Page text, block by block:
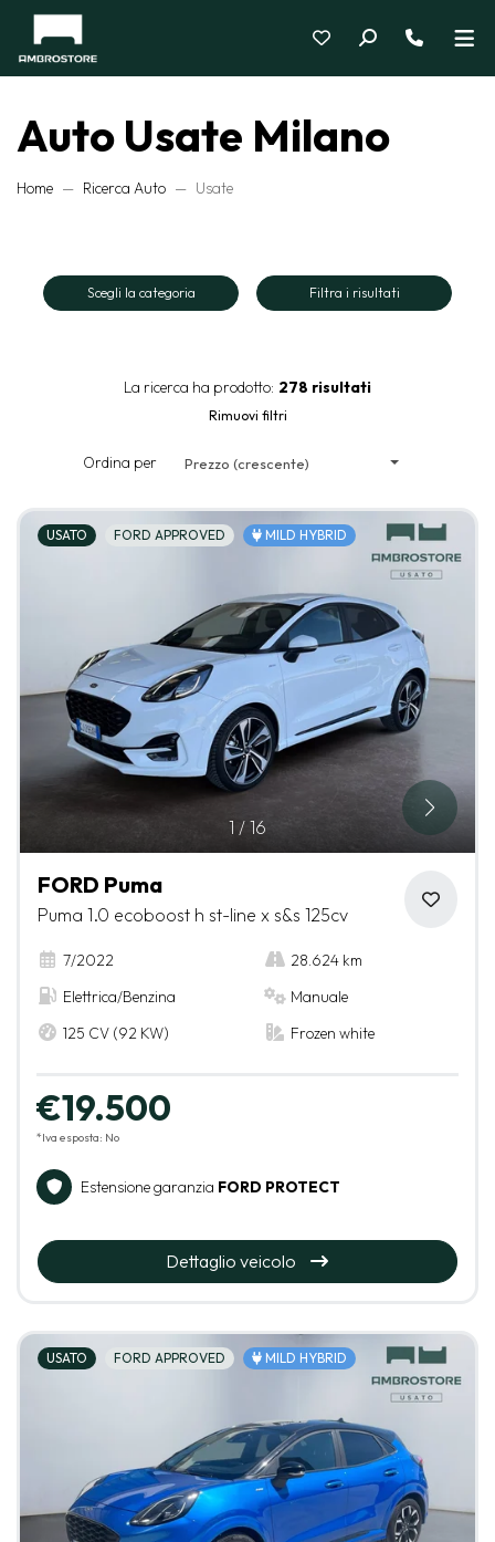
Auto Usate Milano
Home Ricerca Auto Usate
Scegli la categoria Filtra i risultati
La ricerca ha prodotto: 278 risultati
Rimuovi filtri
Ordina per Prezzo (crescente)
1 / 16
USATO FORD APPROVED MILD HYBRID
FORD Puma
Puma 1.0 ecoboost h st-line x s&s 125cv
7/2022
28.624 km
Elettrica/Benzina
Manuale
125 CV (92 KW)
Frozen white
€19.500
*Iva esposta: No
Estensione garanzia FORD PROTECT
Dettaglio veicolo
USATO FORD APPROVED MILD HYBRID